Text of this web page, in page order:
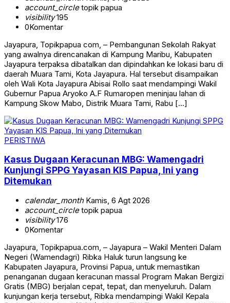
account_circletopik papua
visibility195
0Komentar
Jayapura, Topikpapua com, – Pembangunan Sekolah Rakyat
yang awalnya direncanakan di Kampung Maribu, Kabupaten
Jayapura terpaksa dibatalkan dan dipindahkan ke lokasi baru di
daerah Muara Tami, Kota Jayapura. Hal tersebut disampaikan
oleh Wali Kota Jayapura Abisai Rollo saat mendampingi Wakil
Gubernur Papua Aryoko A.F Rumaropen meninjau lahan di
Kampung Skow Mabo, Distrik Muara Tami, Rabu […]
PERISTIWA
Kasus Dugaan Keracunan MBG: Wamengadri
Kunjungi SPPG Yayasan KIS Papua, Ini yang
Ditemukan
calendar_monthKamis, 6 Agt 2026
account_circletopik papua
visibility176
0Komentar
Jayapura, Topikpapua.com, – Jayapura – Wakil Menteri Dalam
Negeri (Wamendagri) Ribka Haluk turun langsung ke
Kabupaten Jayapura, Provinsi Papua, untuk memastikan
penanganan dugaan keracunan massal Program Makan Bergizi
Gratis (MBG) berjalan cepat, tepat, dan menyeluruh. Dalam
kunjungan kerja tersebut, Ribka mendampingi Wakil Kepala